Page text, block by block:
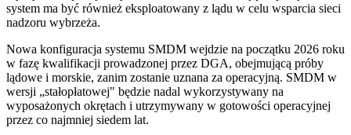
system ma być również eksploatowany z lądu w celu wsparcia sieci
nadzoru wybrzeża.
Nowa konfiguracja systemu SMDM wejdzie na początku 2026 roku
w fazę kwalifikacji prowadzonej przez DGA, obejmującą próby
lądowe i morskie, zanim zostanie uznana za operacyjną. SMDM w
wersji „stałopłatowej" będzie nadal wykorzystywany na
wyposażonych okrętach i utrzymywany w gotowości operacyjnej
przez co najmniej siedem lat.